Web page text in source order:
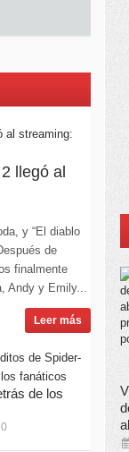
llegó al
y “El diablo
de
finalmente
Andy y Emily...
Leer más
de los